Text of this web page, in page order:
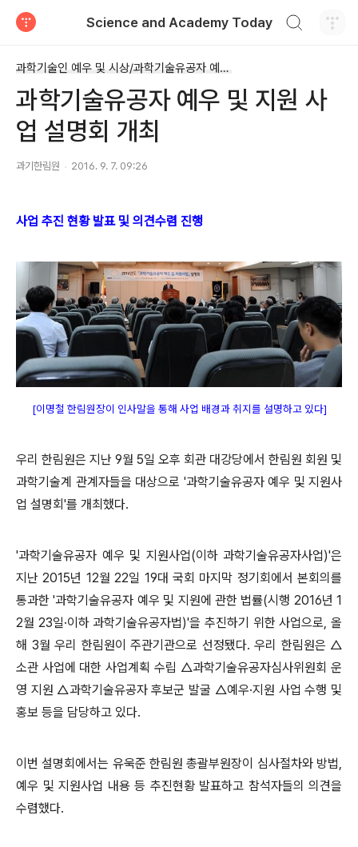
Science and Academy Today
과학기술인 예우 및 시상/과학기술유공자 예우 및 지원
과학기술유공자 예우 및 지원 사
업 설명회 개최
과기한림원 2016. 9. 7. 09:26
사업 추진 현황 발표 및 의견수렴 진행
[이명철 한림원장이 인사말을 통해 사업 배경과 취지를 설명하고 있다]
우리 한림원은 지난 9월 5일 오후 회관 대강당에서 한림원 회원 및
과학기술계 관계자들을 대상으로 '과학기술유공자 예우 및 지원사
업 설명회'를 개최했다.
'과학기술유공자 예우 및 지원사업(이하 과학기술유공자사업)'은
지난 2015년 12월 22일 19대 국회 마지막 정기회에서 본회의 를
통과한 '과학기술유공자 예우 및 지원에 관한 법률(시행 2016년 1
2월 23일·이하 과학기술유공자법)'을 추진하기 위한 사업으로, 올
해 3월 우리 한림원이 주관기관으로 선정됐다. 우리 한림원은 △
소관 사업에 대한 사업계획 수립 △과학기술유공자심사위원회 운
영 지원 △과학기술유공자 후보군 발굴 △예우·지원 사업 수행 및
홍보 등을 담당하고 있다.
이번 설명회에서는 유욱준 한림원 총괄부원장이 심사절차와 방법,
예우 및 지원사업 내용 등 추진현황 발표하고 참석자들의 의견을
수렴했다.